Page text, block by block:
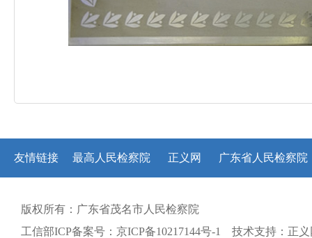
友情链接 最高人民检察院 正义网 广东省人民检察院
版权所有：广东省茂名市人民检察院
工信部ICP备案号：京ICP备10217144号-1 技术支持：正义